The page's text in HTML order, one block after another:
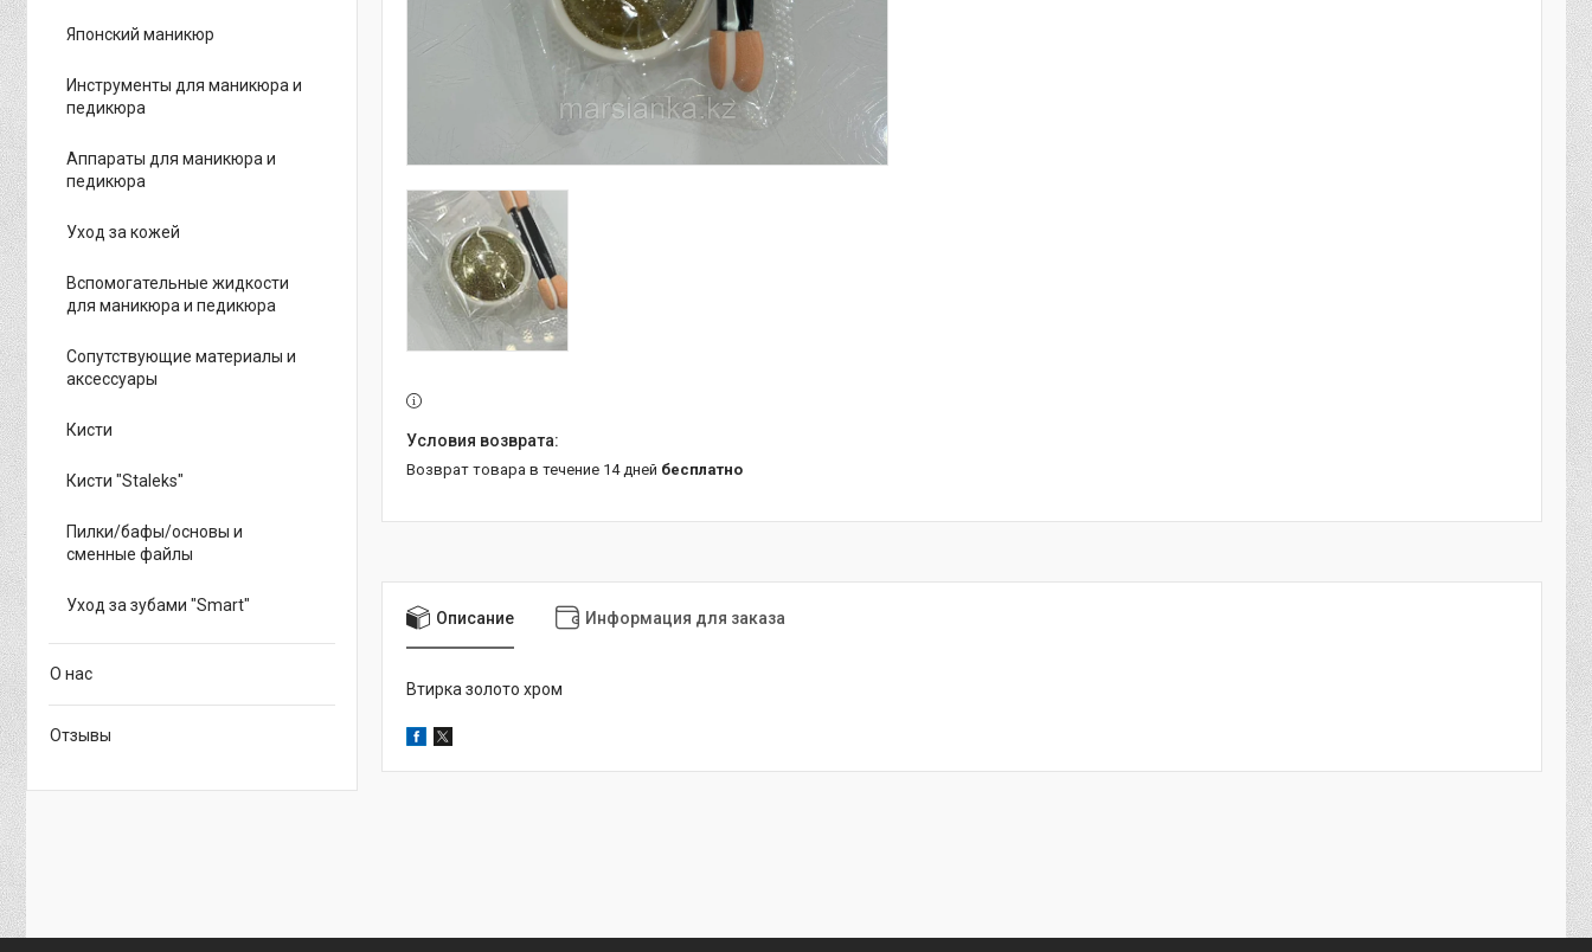
возврат товара в течение 14 дней бесплатно
Описание Информация для заказа
Втирка золото хром
Японский маникюр
Инструменты для маникюра и
педикюра
Аппараты для маникюра и
педикюра
Уход за кожей
Вспомогательные жидкости
для маникюра и педикюра
Сопутствующие материалы и
аксессуары
Кисти
Кисти "Staleks"
Пилки/бафы/основы и
сменные файлы
Уход за зубами "Smart"
О нас
Отзывы